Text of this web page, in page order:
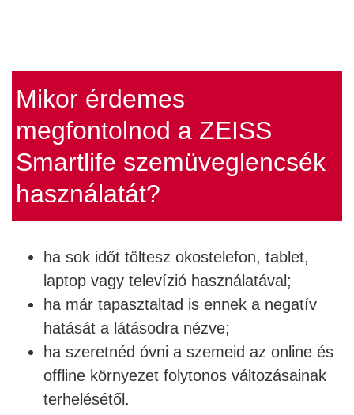
Mikor érdemes
megfontolnod a ZEISS
Smartlife szemüveglencsék
használatát?
ha sok időt töltesz okostelefon, tablet,
laptop vagy televízió használatával;
ha már tapasztaltad is ennek a negatív
hatását a látásodra nézve;
ha szeretnéd óvni a szemeid az online és
offline környezet folytonos változásainak
terhelésétől.